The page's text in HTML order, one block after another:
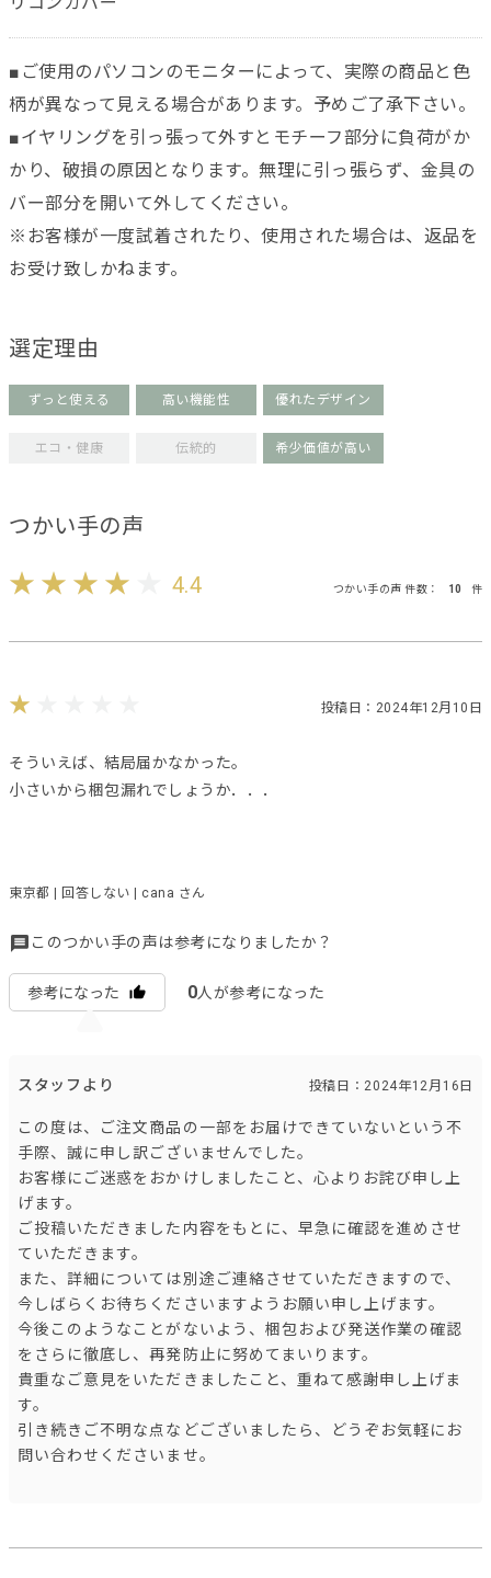
■ご使用のパソコンのモニターによって、実際の商品と色
柄が異なって見える場合があります。予めご了承下さい。
■イヤリングを引っ張って外すとモチーフ部分に負荷がか
かり、破損の原因となります。無理に引っ張らず、金具の
バー部分を開いて外してください。
※お客様が一度試着されたり、使用された場合は、返品を
お受け致しかねます。
選定理由
ずっと使える 高い機能性 優れたデザイン
エコ・健康 伝統的 希少価値が高い
つかい手の声
4.4 つかい手の声 件数： 10 件
投稿日：2024年12月10日
そういえば、結局届かなかった。
小さいから梱包漏れでしょうか．．．
東京都 | 回答しない | cana さん
このつかい手の声は参考になりましたか？
参考になった 0人が参考になった
スタッフより 投稿日：2024年12月16日
この度は、ご注文商品の一部をお届けできていないという不
手際、誠に申し訳ございませんでした。
お客様にご迷惑をおかけしましたこと、心よりお詫び申し上
げます。
ご投稿いただきました内容をもとに、早急に確認を進めさせ
ていただきます。
また、詳細については別途ご連絡させていただきますので、
今しばらくお待ちくださいますようお願い申し上げます。
今後このようなことがないよう、梱包および発送作業の確認
をさらに徹底し、再発防止に努めてまいります。
貴重なご意見をいただきましたこと、重ねて感謝申し上げま
す。
引き続きご不明な点などございましたら、どうぞお気軽にお
問い合わせくださいませ。